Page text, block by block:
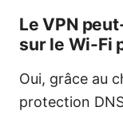
Le VPN
sur le Wi-Fi
Oui, grâce au
protection